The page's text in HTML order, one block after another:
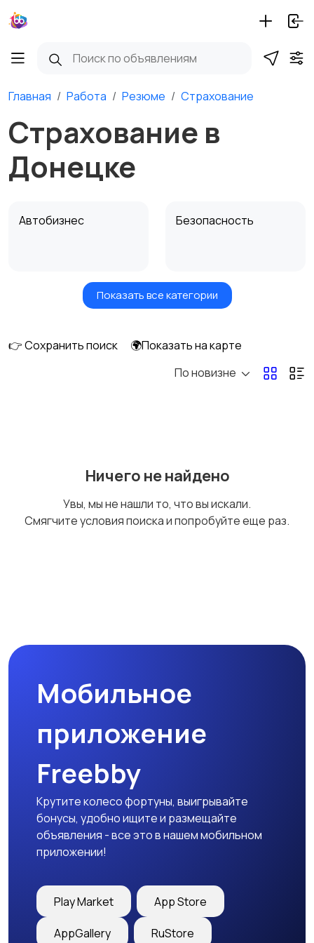
Главная Работа Резюме Страхование
Страхование в
Донецке
Автобизнес Безопасность
Бытовые услуги и
Высший менеджмент
Добыча сырья,
Медицина Начало карьеры
Образование и наука
закупки
Показать все категории
👉 Сохранить поиск
🌍Показать на карте
По новизне
Ничего не найдено
Увы, мы не нашли то, что вы искали.
Смягчите условия поиска и попробуйте еще раз.
Мобильное
приложение
Freebby
Крутите колесо фортуны, выигрывайте
бонусы, удобно ищите и размещайте
объявления - все это в нашем мобильном
приложении!
Play Market App Store
AppGallery RuStore